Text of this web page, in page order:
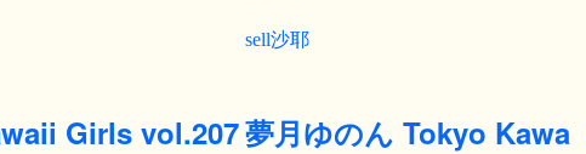
Girls vol.207
沙耶
夢月ゆのん Tokyo